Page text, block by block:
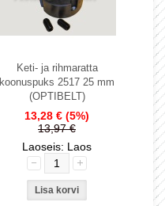
Keti- ja rihmaratta
koonuspuks 2517 25 mm
(OPTIBELT)
13,28 € (5%)
13,97 €
Laoseis: Laos